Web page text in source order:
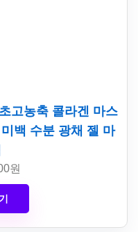
고농축 콜라겐 마스
백 수분 광채 젤 마
원